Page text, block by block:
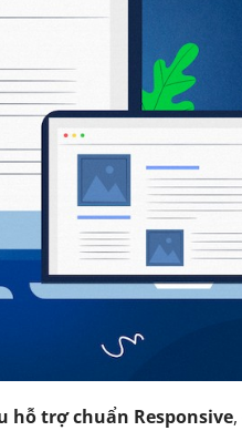
hỗ trợ chuẩn Responsive